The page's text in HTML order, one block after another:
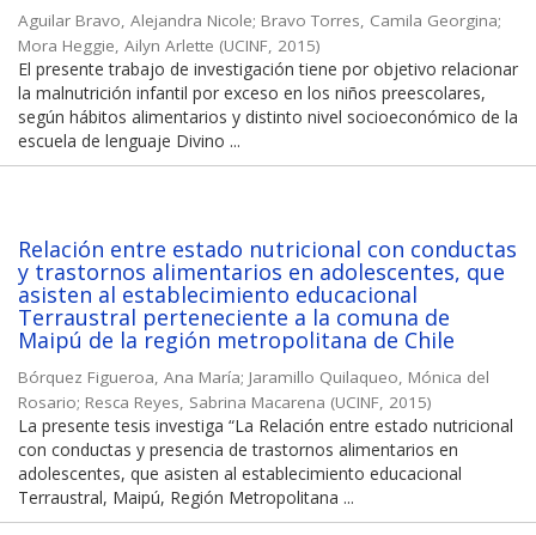
Aguilar Bravo, Alejandra Nicole; Bravo Torres, Camila Georgina;
Mora Heggie, Ailyn Arlette (UCINF, 2015)
El presente trabajo de investigación tiene por objetivo relacionar
la malnutrición infantil por exceso en los niños preescolares,
según hábitos alimentarios y distinto nivel socioeconómico de la
escuela de lenguaje Divino ...
Relación entre estado nutricional con conductas
y trastornos alimentarios en adolescentes, que
asisten al establecimiento educacional
Terraustral perteneciente a la comuna de
Maipú de la región metropolitana de Chile
Bórquez Figueroa, Ana María; Jaramillo Quilaqueo, Mónica del
Rosario; Resca Reyes, Sabrina Macarena (UCINF, 2015)
La presente tesis investiga “La Relación entre estado nutricional
con conductas y presencia de trastornos alimentarios en
adolescentes, que asisten al establecimiento educacional
Terraustral, Maipú, Región Metropolitana ...